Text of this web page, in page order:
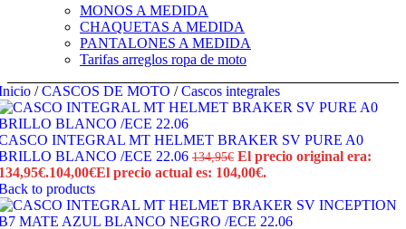
MONOS A MEDIDA
CHAQUETAS A MEDIDA
PANTALONES A MEDIDA
Tarifas arreglos ropa de moto
/ CASCOS DE MOTO / Cascos integrales
INTEGRAL MT HELMET BRAKER SV PURE A0
BLANCO /ECE 22.06 134,95€ El precio original era:
104,00€El precio actual es: 104,00€.
to products